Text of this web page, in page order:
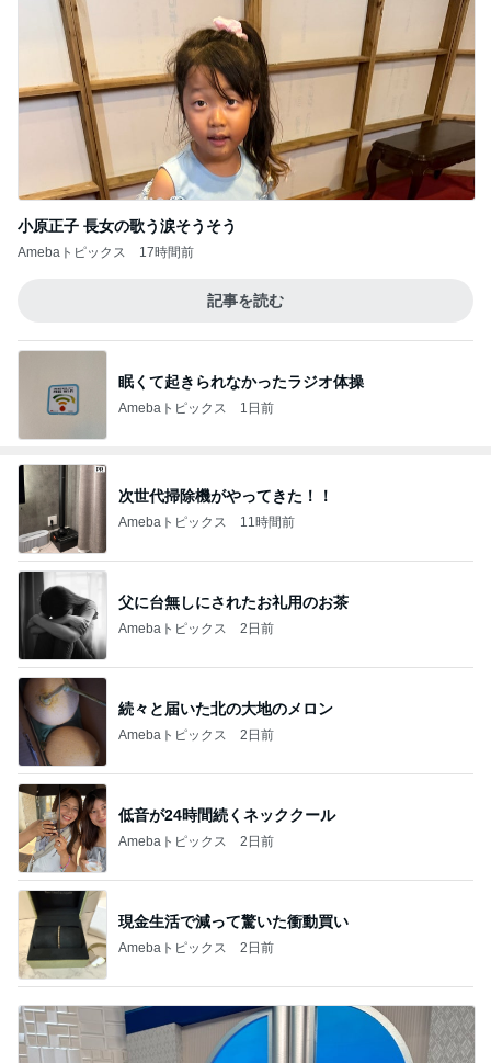
小原正子 長女の歌う涙そうそう
Amebaトピックス 17時間前
記事を読む
眠くて起きられなかったラジオ体操
Amebaトピックス 1日前
次世代掃除機がやってきた！！
Amebaトピックス 11時間前
父に台無しにされたお礼用のお茶
Amebaトピックス 2日前
続々と届いた北の大地のメロン
Amebaトピックス 2日前
低音が24時間続くネッククール
Amebaトピックス 2日前
現金生活で減って驚いた衝動買い
Amebaトピックス 2日前